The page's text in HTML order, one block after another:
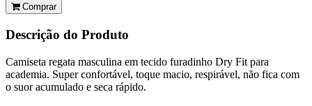
Comprar
Descrição do Produto
Camiseta regata masculina em tecido furadinho Dry Fit para
academia. Super confortável, toque macio, respirável, não fica com
o suor acumulado e seca rápido.